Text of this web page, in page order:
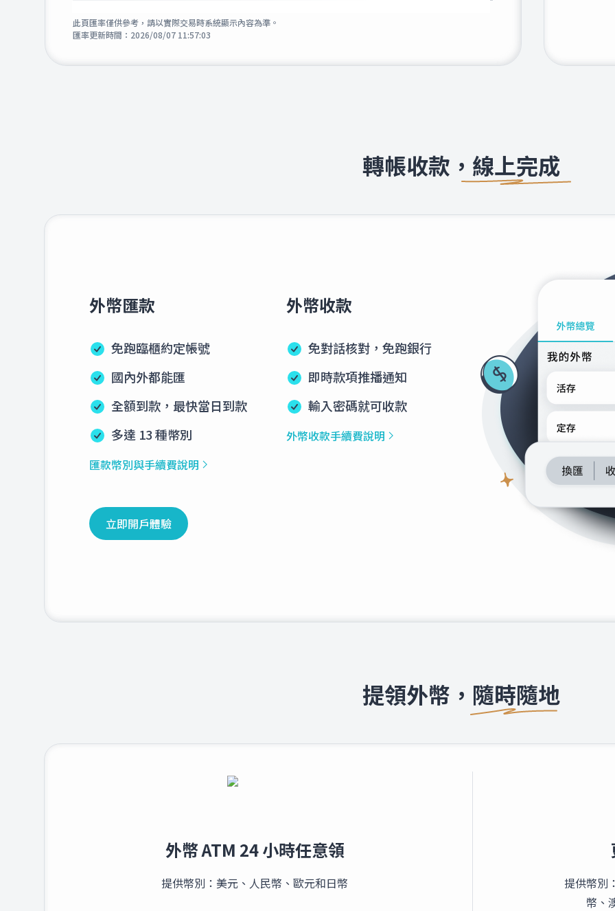
港幣
23.0630
南非幣 2.0108
瑞典幣 3.4155 3.4035
紐西蘭幣 19.0240
此頁匯率僅供參考，請以實際交易時系統顯示內容為準。
匯率更新時間： 2026/08/07 11:57:03
轉帳收款，線上完成
外幣匯款
免跑臨櫃約定帳號
國內外都能匯
全額到款，最快當日到款
多達 13 種幣別
匯款幣別與手續費說明
外幣收款
免對話核對，免跑銀行
即時款項推播通知
輸入密碼就可收款
外幣收款手續費說明
立即開戶體驗
提領外幣，隨時隨地
外幣 ATM 24 小時任意領
提供幣別：美元、人民幣、歐元和日幣
提供幣別
幣、